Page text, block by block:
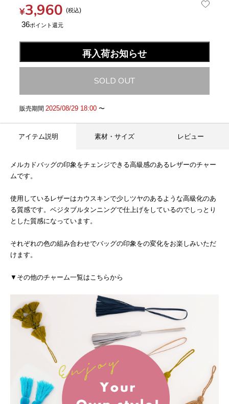
¥3,960 税込
36
再入荷お知らせ
SOLD OUT
販売期間 2025/08/29 18:00〜
アイテム説明 素材・サイズ レビュー
メルカドバッグの印象をチェンジできる高級感のあるレザーのチャー
ムです。
使用しているレザーはカウスキンで少しツヤのあるような高級化のあ
る質感です。ベジタブルタンニングで仕上げをしているのでしっとり
とした質感になっています。
それぞれの色の組み合わせでバッグの印象をの変化をお楽しみいただ
けます。
▼その他のチャーム一覧はこちらから